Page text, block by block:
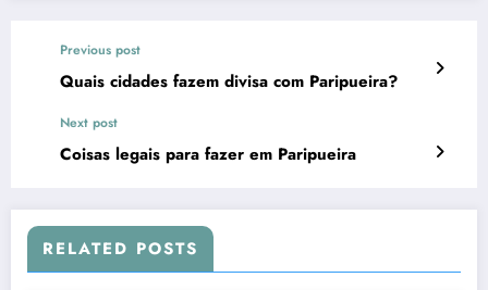
Previous post
Quais cidades fazem divisa com Paripueira?
Next post
Coisas legais para fazer em Paripueira
RELATED POSTS